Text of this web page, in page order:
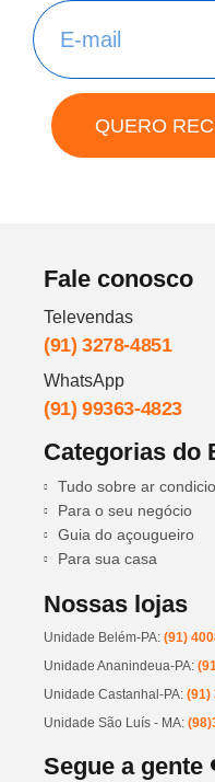
QUERO
Fale conosco
Televendas
(91) 3278-4851
WhatsApp
(91) 99363-4823
Categorias do
Tudo sobre ar
Para o seu negócio
Guia do açougueiro
Para sua casa
Nossas lojas
Unidade Belém-PA: (91)
Unidade Ananindeua-PA:
Unidade Castanhal-PA: (91)
Unidade São Luís - MA:
Segue a